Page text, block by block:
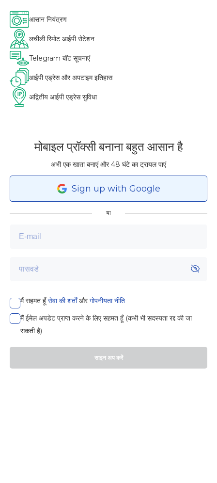
आसान नियंत्रण
लचीली रिमोट आईपी रोटेशन
Telegram बॉट सूचनाएं
आईपी एड्रेस और अपटाइम इतिहास
अद्वितीय आईपी एड्रेस सुविधा
मोबाइल प्रॉक्सी बनाना बहुत आसान है
अभी एक खाता बनाएं और 48 घंटे का ट्रायल पाएं
Sign up with Google
या
मैं सहमत हूँ सेवा की शर्तों और गोपनीयता नीति
मैं ईमेल अपडेट प्राप्त करने के लिए सहमत हूँ (कभी भी सदस्यता रद्द की जा
सकती है)
साइन अप करें